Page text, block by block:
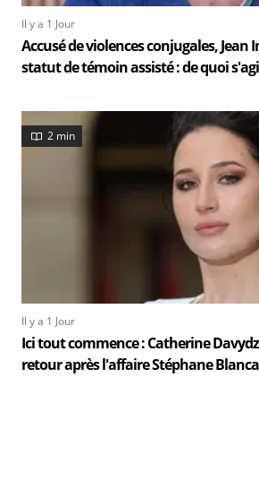
Il y a 1 Jour
Accusé de violences conjugales, Jean
statut de témoin assisté : de quoi
2 min
Il y a 1 Jour
Ici tout commence : Catherine
retour après l'affaire Stéphane